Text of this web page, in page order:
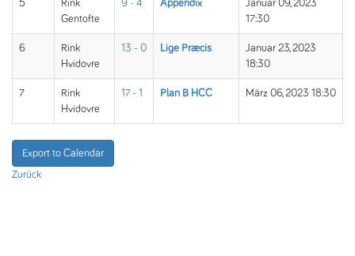
5
Rink
Gentofte
9 - 4 Appendix
Januar 09, 2023
17:30
6
Rink
Hvidovre
13 - 0 Lige Præcis
Januar 23, 2023
18:30
7
Rink
Hvidovre
17 - 1 Plan B HCC März 06, 2023 18:30
Export to Calendar
Zurück